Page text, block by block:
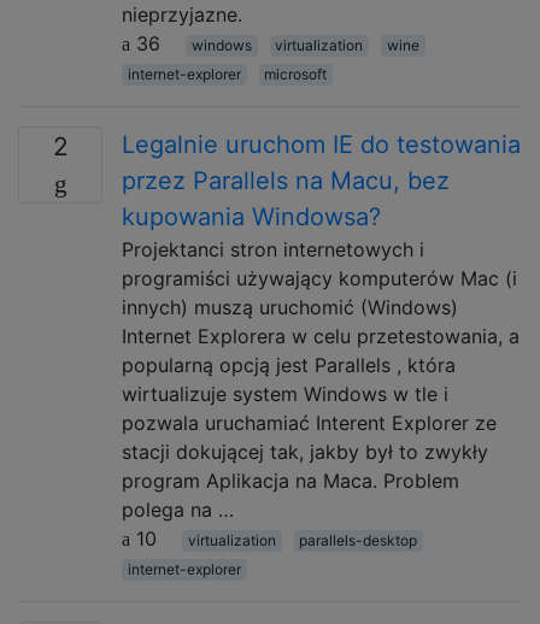
nieprzyjazne.
36
windows virtualization
wine
internet-explorer
microsoft
2
Legalnie uruchom IE do testowania
przez Parallels na Macu, bez
kupowania Windowsa?
Projektanci stron internetowych i
programiści używający komputerów Mac (i
innych) muszą uruchomić (Windows)
Internet Explorera w celu przetestowania, a
popularną opcją jest Parallels , która
wirtualizuje system Windows w tle i
pozwala uruchamiać Interent Explorer ze
stacji dokującej tak, jakby był to zwykły
program Aplikacja na Maca. Problem
polega na …
10
virtualization
parallels-desktop
internet-explorer